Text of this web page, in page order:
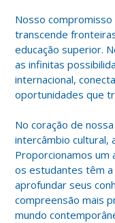
Nosso compromisso
transcende
educação superior.
as infinitas
internacional,
oportunidades que
No coração de
intercâmbio cultural,
Proporcionamos um
os estudantes têm a
aprofundar seus
compreensão mais
mundo